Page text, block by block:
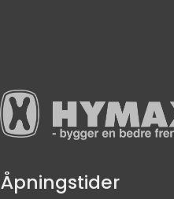
Åpningstider